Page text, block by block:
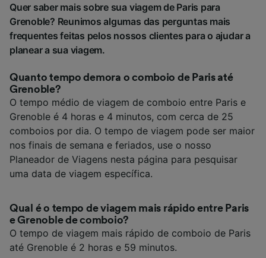
Quer saber mais sobre sua viagem de Paris para
Grenoble? Reunimos algumas das perguntas mais
frequentes feitas pelos nossos clientes para o ajudar a
planear a sua viagem.
Quanto tempo demora o comboio de Paris até
Grenoble?
O tempo médio de viagem de comboio entre Paris e
Grenoble é 4 horas e 4 minutos, com cerca de 25
comboios por dia. O tempo de viagem pode ser maior
nos finais de semana e feriados, use o nosso
Planeador de Viagens nesta página para pesquisar
uma data de viagem específica.
Qual é o tempo de viagem mais rápido entre Paris
e Grenoble de comboio?
O tempo de viagem mais rápido de comboio de Paris
até Grenoble é 2 horas e 59 minutos.